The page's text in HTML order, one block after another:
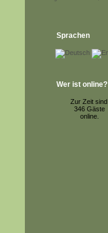
Sprachen
Wer ist online?
Zur Zeit sind
346 Gäste
online.